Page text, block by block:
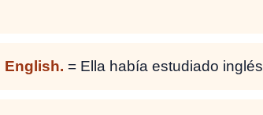
English. = Ella había estudiado